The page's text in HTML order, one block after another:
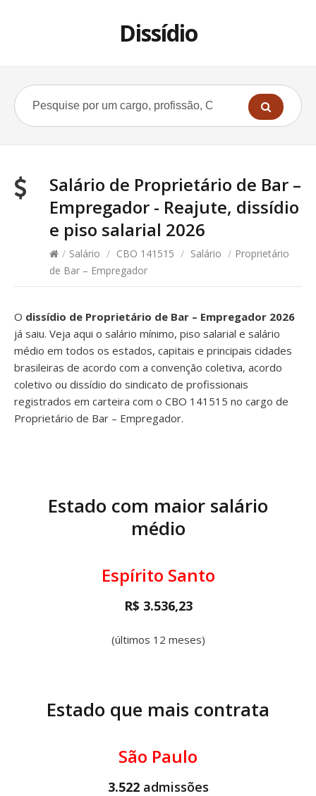
Dissídio
Salário de Proprietário de Bar –
Empregador - Reajute, dissídio
e piso salarial 2026
/ Salário / CBO 141515 / Salário / Proprietário
de Bar – Empregador
O dissídio de Proprietário de Bar – Empregador 2026
já saiu. Veja aqui o salário mínimo, piso salarial e salário
médio em todos os estados, capitais e principais cidades
brasileiras de acordo com a convenção coletiva, acordo
coletivo ou dissídio do sindicato de profissionais
registrados em carteira com o CBO 141515 no cargo de
Proprietário de Bar – Empregador.
Estado com maior salário
médio
Espírito Santo
R$ 3.536,23
(últimos 12 meses)
Estado que mais contrata
São Paulo
3.522 admissões